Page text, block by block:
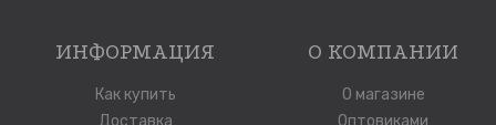
ИНФОРМАЦИЯ
Как купить
О КОМПАНИИ
О магазине